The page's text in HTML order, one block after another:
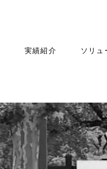
実績紹介 ソリュ